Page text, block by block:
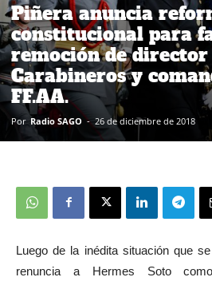
Piñera anuncia
constitucional para
remoción de director
Carabineros y
FF.AA.
Por Radio SAGO - 26 de diciembre de 2018
Luego de la inédita situación que
renuncia a Hermes Soto